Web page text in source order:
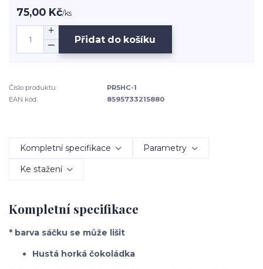
75,00 Kč/ks
Přidat do košíku
Číslo produktu:
PR5HC-1
EAN kód:
8595733215880
Kompletní specifikace Parametry
Ke stažení
Kompletní specifikace
* barva sáčku se může lišit
Hustá horká čokoládka